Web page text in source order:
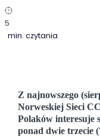
5
min. czytania
Z najnowszego
Norweskiej Sieci
Polaków interesuje
ponad dwie trzecie